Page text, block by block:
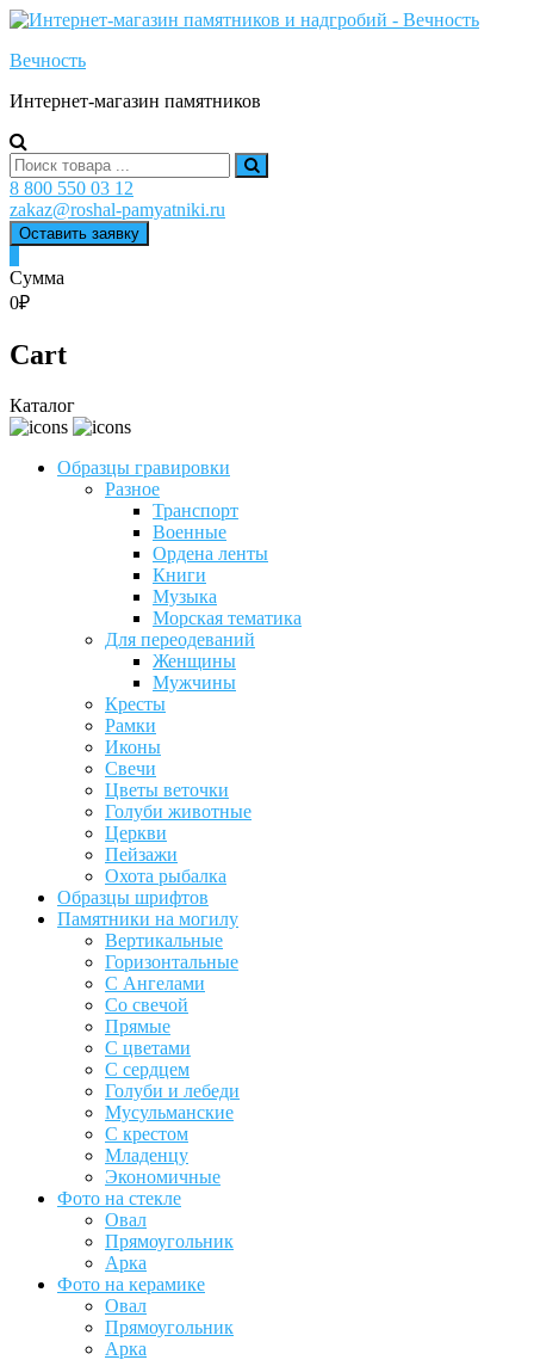
Skip
content
Вечность
Интернет-магазин памятников
Search
for:
8 800 550 03 12
zakaz@roshal-pamyatniki.ru
Оставить заявку
Сумма
0₽
Cart
Каталог
Образцы гравировки
Разное
Транспорт
Военные
Ордена ленты
Книги
Музыка
Морская тематика
Для переодеваний
Женщины
Мужчины
Кресты
Рамки
Иконы
Свечи
Цветы веточки
Голуби животные
Церкви
Пейзажи
Охота рыбалка
Образцы шрифтов
Памятники на могилу
Вертикальные
Горизонтальные
С Ангелами
Со свечой
Прямые
С цветами
С сердцем
Голуби и лебеди
Мусульманские
С крестом
Младенцу
Экономичные
Фото на стекле
Овал
Прямоугольник
Арка
Фото на керамике
Овал
Прямоугольник
Арка